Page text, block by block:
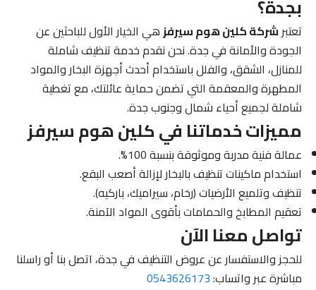
بجدة؟
تعتبرشركة كلين هوم سيرفزهي الخيار الأول للباحثين عن
الجودة والأمانة في جدة. نحن نقدم خدمة تنظيف شاملة
للمنازل، الشقق، والفلل باستخدام أحدث أجهزة البخار والمواد
المطهرة والمعقمة التي تضمن حماية عائلتك، مع تغطية
شاملة لجميع أحياء شمال وجنوب جدة.
مميزات خدماتنا في كلين هوم سيرفز
عمالة فنية مدربة وموثوقة بنسبة 100%.
استخدام ماكينات تنظيف بالبخار لإزالة أصعب البقع.
تنظيف وتلميع الأرضيات (رخام، سيراميك، باركيه).
تعقيم المطابخ والحمامات بأقوى المواد الآمنة.
تواصل معنا الآن
للحجز والاستفسار عن عروض التنظيف في جدة، اتصل بنا أو راسلنا
مباشرة عبر واتساب:0543626173